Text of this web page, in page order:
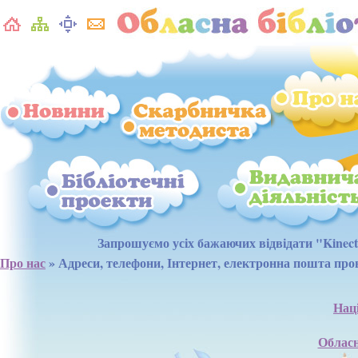
Запрошуємо усіх бажаючих відвідати "Kinect -
Про нас» Адреси, телефони, Інтернет, електронна пошта